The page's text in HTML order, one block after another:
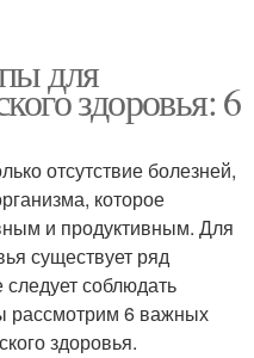
для
здоровья: 6
отсутствие болезней,
которое
и продуктивным. Для
существует ряд
соблюдать
рассмотрим 6 важных
здоровья.